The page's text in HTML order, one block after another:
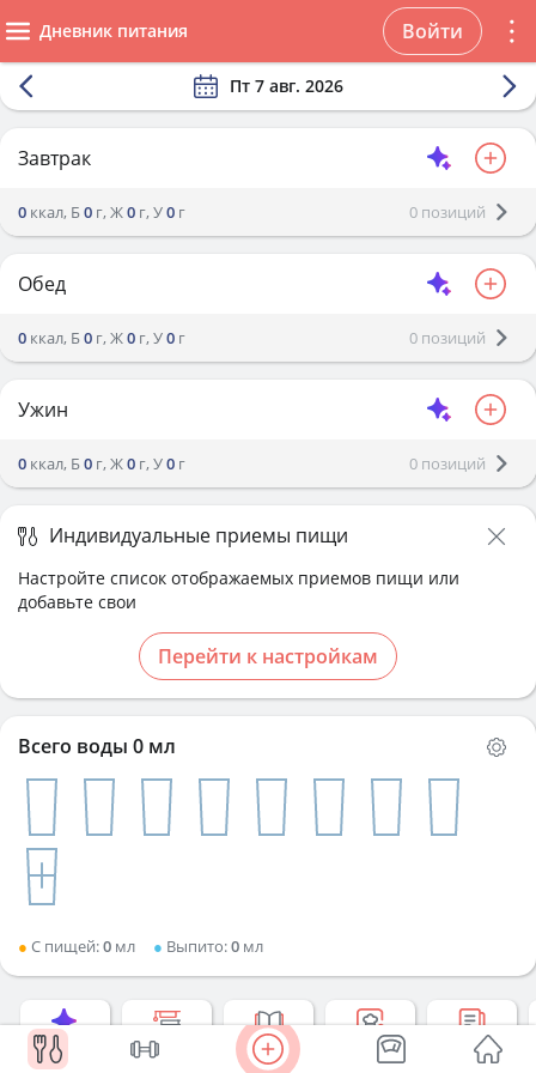
Дневник питания Войти
Пт 7 авг. 2026
Завтрак
0 ккал, Б0 г, Ж0 г, У0 г 0 позиций
Обед
0 ккал, Б0 г, Ж0 г, У0 г 0 позиций
Ужин
0 ккал, Б0 г, Ж0 г, У0 г 0 позиций
Индивидуальные приемы пищи
Настройте список отображаемых приемов пищи или
добавьте свои
Перейти к настройкам
Всего воды 0 мл
● С пищей:0 мл ● Выпито:0 мл
ИИ-
Курс
Нюансы
Создать
Копия